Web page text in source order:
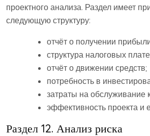
проектного анализа. Раздел имеет
следующую структуру:
отчёт о получении
структура налоговых
отчёт о движении средств;
потребность в
затраты на обслуживание
эффективность проекта и
Раздел 12. Анализ риска